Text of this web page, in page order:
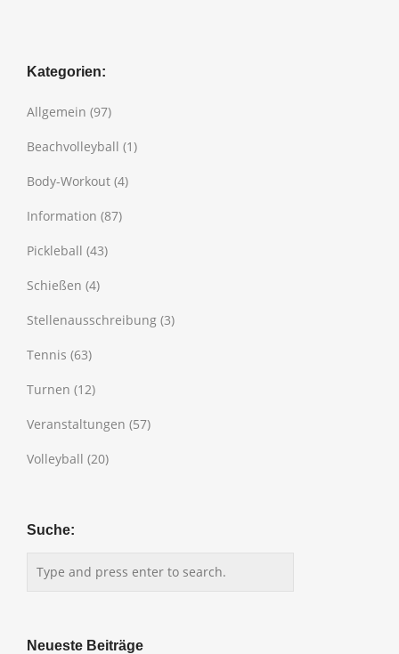
Kategorien:
Allgemein (97)
Beachvolleyball (1)
Body-Workout (4)
Information (87)
Pickleball (43)
Schießen (4)
Stellenausschreibung (3)
Tennis (63)
Turnen (12)
Veranstaltungen (57)
Volleyball (20)
Suche:
Neueste Beiträge